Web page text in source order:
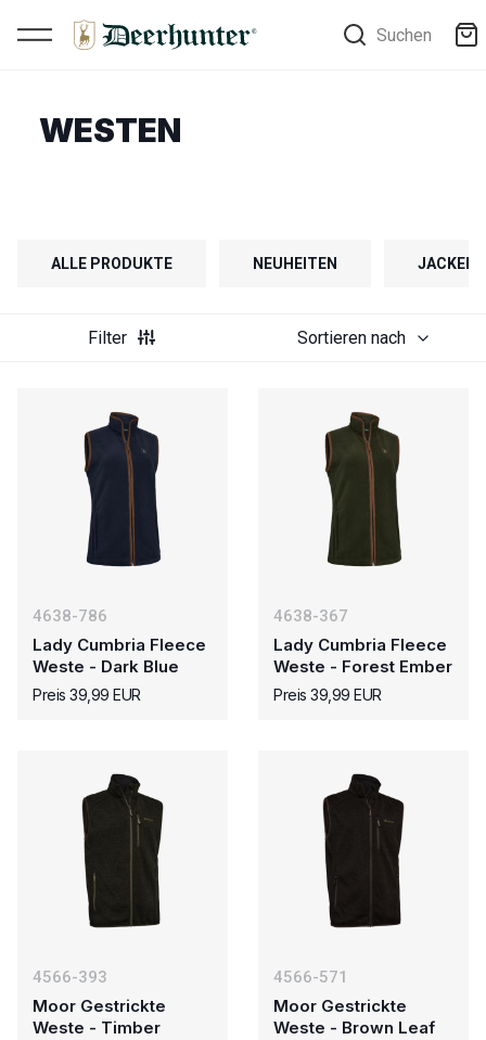
Suchen
WESTEN
ALLE PRODUKTE NEUHEITEN JACKEN
Filter Sortieren nach
4638-786
Lady Cumbria Fleece
Weste - Dark Blue
Preis 39,99 EUR
4638-367
Lady Cumbria Fleece
Weste - Forest Ember
Preis 39,99 EUR
4566-393
Moor Gestrickte
Weste - Timber
4566-571
Moor Gestrickte
Weste - Brown Leaf